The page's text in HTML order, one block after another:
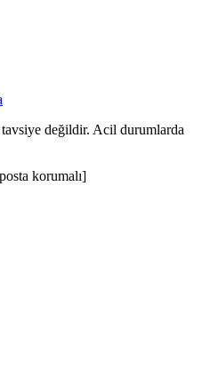
değildir. Acil durumlarda
korumalı]